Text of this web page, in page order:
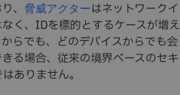
、 脅威アクターはネットワークイ
く、IDを標的とするケースが増え
らでも、どのデバイスからでも会
る場合、従来の境界ベースのセキ
ありません。